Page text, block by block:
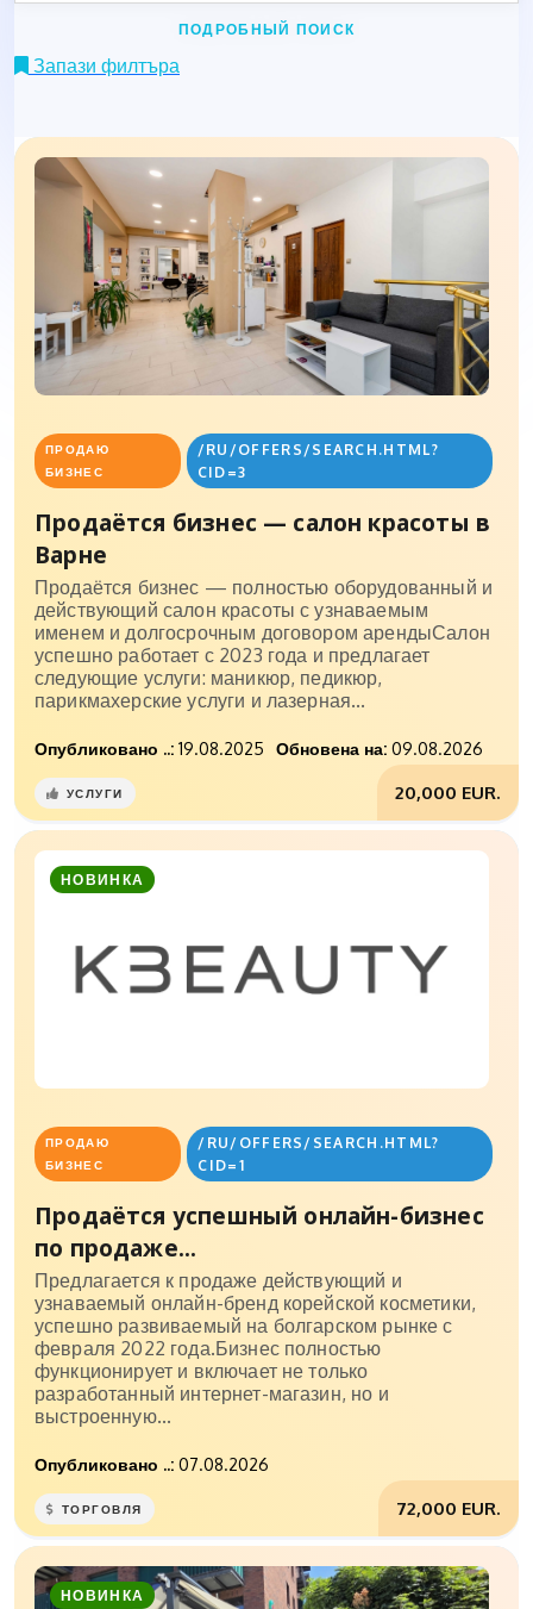
ПОДРОБНЫЙ ПОИСК
Запази филтъра
ПРОДАЮ
БИЗНЕС
/RU/OFFERS/SEARCH.HTML?
CID=3
Продаётся бизнес — салон красоты в
Варне
Продаётся бизнес — полностью оборудованный и
действующий салон красоты с узнаваемым
именем и долгосрочным договором арендыСалон
успешно работает с 2023 года и предлагает
следующие услуги: маникюр, педикюр,
парикмахерские услуги и лазерная...
Опубликовано ..: 19.08.2025 Обновена на: 09.08.2026
20,000 EUR.
УСЛУГИ
НОВИНКА
ПРОДАЮ
БИЗНЕС
/RU/OFFERS/SEARCH.HTML?
CID=1
Продаётся успешный онлайн-бизнес
по продаже...
Предлагается к продаже действующий и
узнаваемый онлайн-бренд корейской косметики,
успешно развиваемый на болгарском рынке с
февраля 2022 года.Бизнес полностью
функционирует и включает не только
разработанный интернет-магазин, но и
выстроенную...
Опубликовано ..: 07.08.2026
72,000 EUR.
ТОРГОВЛЯ
НОВИНКА